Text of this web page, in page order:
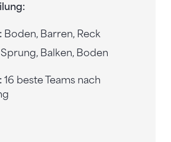
Boden, Barren, Reck
Balken, Boden
16 beste Teams nach